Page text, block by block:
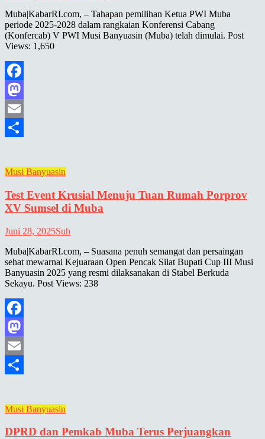
Muba|KabarRI.com, – Tahapan pemilihan Ketua PWI Muba
periode 2025-2028 dalam rangkaian Konferensi Cabang
(Konfercab) V PWI Musi Banyuasin (Muba) telah dimulai. Post
Views: 1,650
Facebook
Mastodon
Email
Musi Banyuasin
Test Event Krusial Menuju Tuan Rumah Porprov
XV Sumsel di Muba
Juni 28, 2025Suh
Muba|KabarRI.com, – Suasana penuh semangat dan persaingan
sehat mewarnai Kejuaraan Open Pencak Silat Bupati Cup III Musi
Banyuasin 2025 yang resmi dilaksanakan di Stabel Berkuda
Sekayu. Post Views: 238
Facebook
Mastodon
Email
Musi Banyuasin
DPRD dan Pemkab Muba Terus Perjuangkan